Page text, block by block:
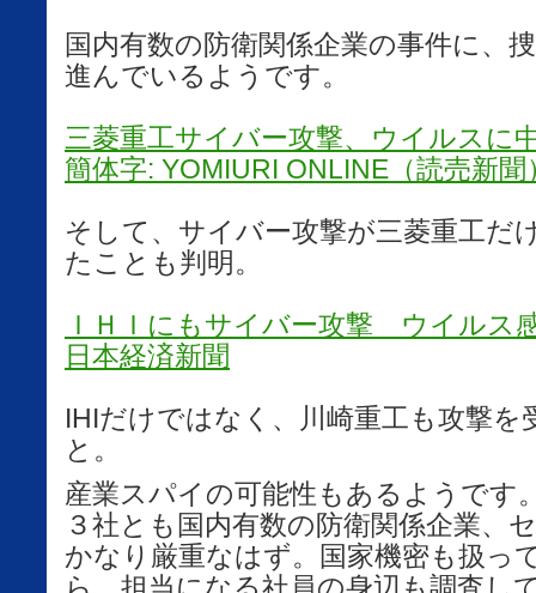
国内有数の防衛関係企業の事件に、
進んでいるようです。
三菱重工サイバー攻撃、ウイルスに
簡体字: YOMIURI ONLINE（読売新聞
そして、サイバー攻撃が三菱重工だ
たことも判明。
ＩＨＩにもサイバー攻撃 ウイルス
日本経済新聞
IHIだけではなく、川崎重工も攻撃を
と。
産業スパイの可能性もあるようです
３社とも国内有数の防衛関係企業、
かなり厳重なはず。国家機密も扱っ